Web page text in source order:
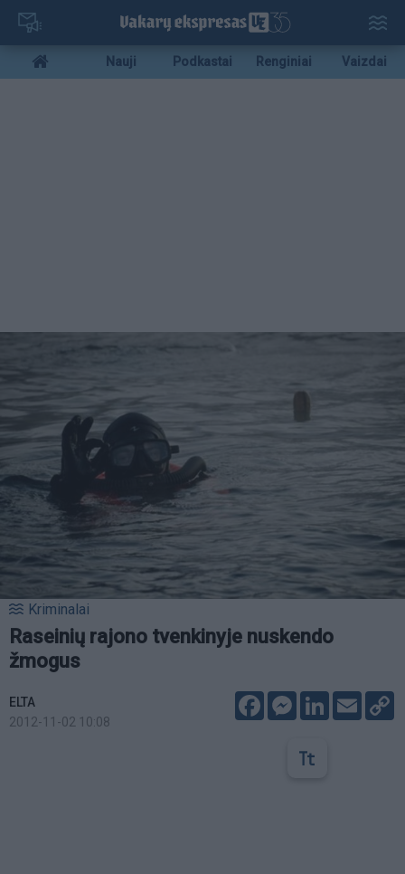
Pereiti
pagrindinį
turinį
Mobile
menu
Nauji Podkastai Renginiai Vaizdai
Kriminalai
Raseinių rajono tvenkinyje nuskendo
žmogus
ELTA
2012-11-02 10:08
FacebookMessenger
LinkedIn
Email